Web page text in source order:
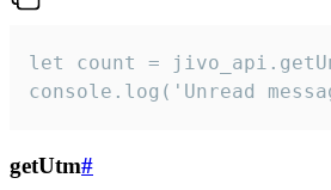
let count =
console.log('Unread
getUtm#